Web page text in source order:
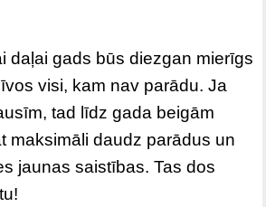
daļai gads būs diezgan mierīgs
visi, kam nav parādu. Ja
tad līdz gada beigām
maksimāli daudz parādus un
jaunas saistības. Tas dos